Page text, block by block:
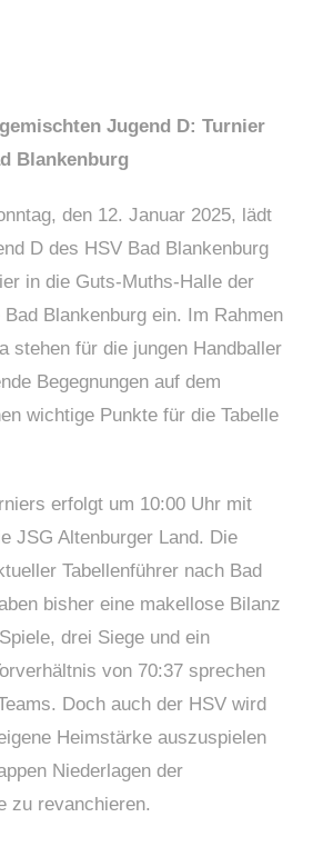
Jugend D: Turnier
Blankenburg
den 12. Januar 2025, lädt
D des HSV Bad Blankenburg
in die Guts-Muths-Halle der
Blankenburg ein. Im Rahmen
stehen für die jungen Handballer
Begegnungen auf dem
wichtige Punkte für die Tabelle
erfolgt um 10:00 Uhr mit
JSG Altenburger Land. Die
Tabellenführer nach Bad
bisher eine makellose Bilanz
drei Siege und ein
von 70:37 sprechen
Doch auch der HSV wird
Heimstärke auszuspielen
Niederlagen der
zu revanchieren.